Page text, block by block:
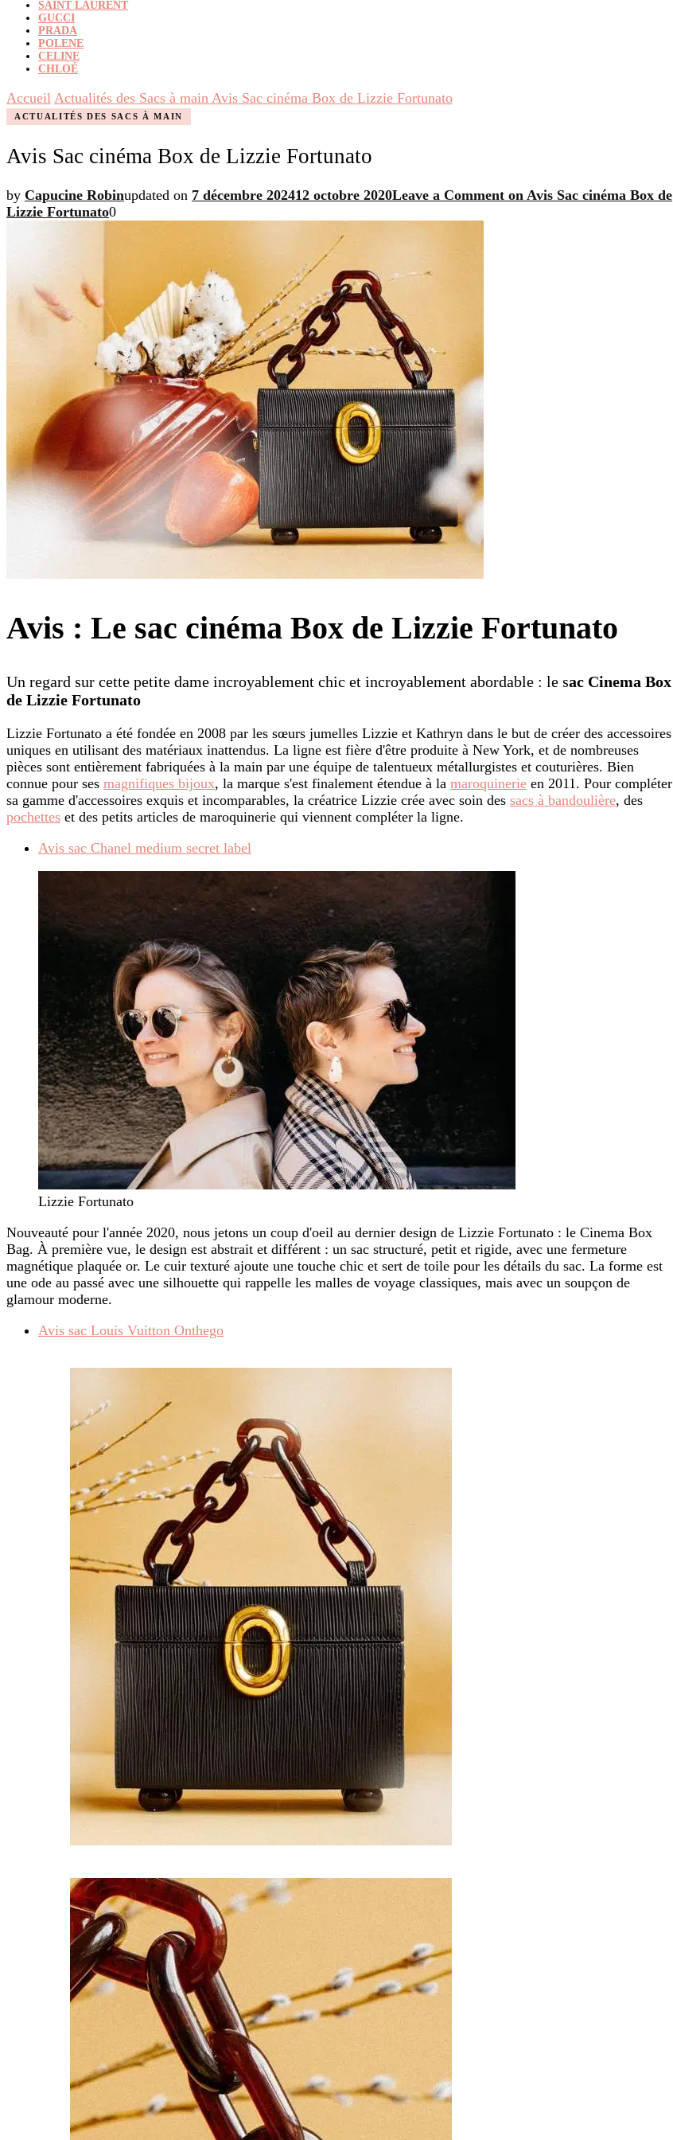
SAINT LAURENT
GUCCI
PRADA
POLENE
CELINE
CHLOÉ
Accueil Actualités des Sacs à main Avis Sac cinéma Box de Lizzie Fortunato
ACTUALITÉS DES SACS À MAIN
Avis Sac cinéma Box de Lizzie Fortunato
by Capucine Robinupdated on 7 décembre 202412 octobre 2020Leave a Comment on Avis Sac cinéma Box de
Lizzie Fortunato0
Avis : Le sac cinéma Box de Lizzie Fortunato
Un regard sur cette petite dame incroyablement chic et incroyablement abordable : le sac Cinema Box
de Lizzie Fortunato
Lizzie Fortunato a été fondée en 2008 par les sœurs jumelles Lizzie et Kathryn dans le but de créer des accessoires
uniques en utilisant des matériaux inattendus. La ligne est fière d'être produite à New York, et de nombreuses
pièces sont entièrement fabriquées à la main par une équipe de talentueux métallurgistes et couturières. Bien
connue pour ses magnifiques bijoux, la marque s'est finalement étendue à la maroquinerie en 2011. Pour compléter
sa gamme d'accessoires exquis et incomparables, la créatrice Lizzie crée avec soin des sacs à bandoulière, des
pochettes et des petits articles de maroquinerie qui viennent compléter la ligne.
Avis sac Chanel medium secret label
Lizzie Fortunato
Nouveauté pour l'année 2020, nous jetons un coup d'oeil au dernier design de Lizzie Fortunato : le Cinema Box
Bag. À première vue, le design est abstrait et différent : un sac structuré, petit et rigide, avec une fermeture
magnétique plaquée or. Le cuir texturé ajoute une touche chic et sert de toile pour les détails du sac. La forme est
une ode au passé avec une silhouette qui rappelle les malles de voyage classiques, mais avec un soupçon de
glamour moderne.
Avis sac Louis Vuitton Onthego